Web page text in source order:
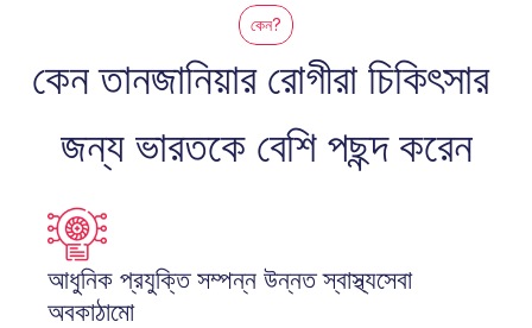
কেন?
কেন তানজানিয়ার রোগীরা চিকিৎসার
জন্য ভারতকে বেশি পছন্দ করেন
আধুনিক প্রযুক্তি সম্পন্ন উন্নত স্বাস্থ্যসেবা
অবকাঠামো